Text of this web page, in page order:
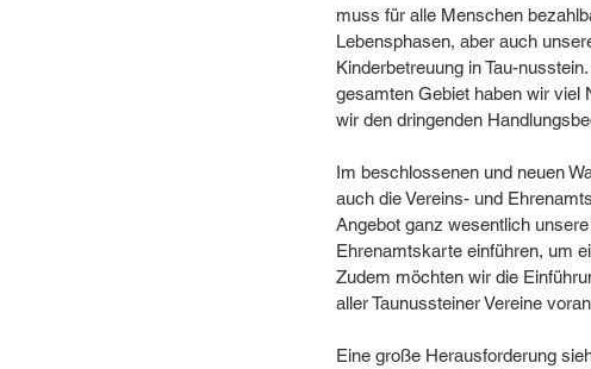
muss für alle Menschen
Lebensphasen, aber auch
Kinderbetreuung in Tau-
gesamten Gebiet haben wir viel
wir den dringenden
Im beschlossenen und neuen
auch die Vereins- und
Angebot ganz wesentlich
Ehrenamtskarte einführen, um
Zudem möchten wir die
aller Taunussteiner Vereine
Eine große Herausforderung